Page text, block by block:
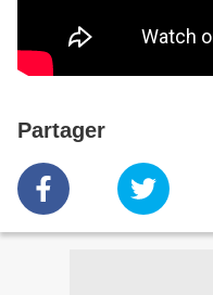
Partager